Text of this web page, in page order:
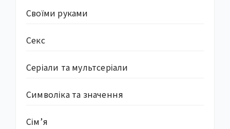
Своїми руками
Секс
Серіали та мультсеріали
Символіка та значення
Сім’я